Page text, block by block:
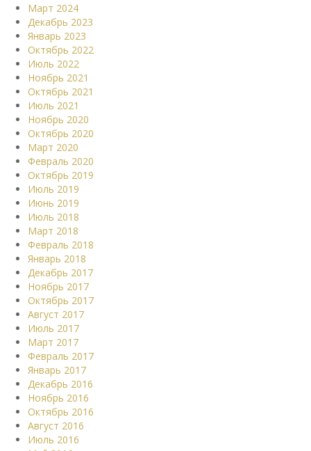
Март 2024
Декабрь 2023
Январь 2023
Октябрь 2022
Июль 2022
Ноябрь 2021
Октябрь 2021
Июль 2021
Ноябрь 2020
Октябрь 2020
Март 2020
Февраль 2020
Октябрь 2019
Июль 2019
Июнь 2019
Июль 2018
Март 2018
Февраль 2018
Январь 2018
Декабрь 2017
Ноябрь 2017
Октябрь 2017
Август 2017
Июль 2017
Март 2017
Февраль 2017
Январь 2017
Декабрь 2016
Ноябрь 2016
Октябрь 2016
Август 2016
Июль 2016